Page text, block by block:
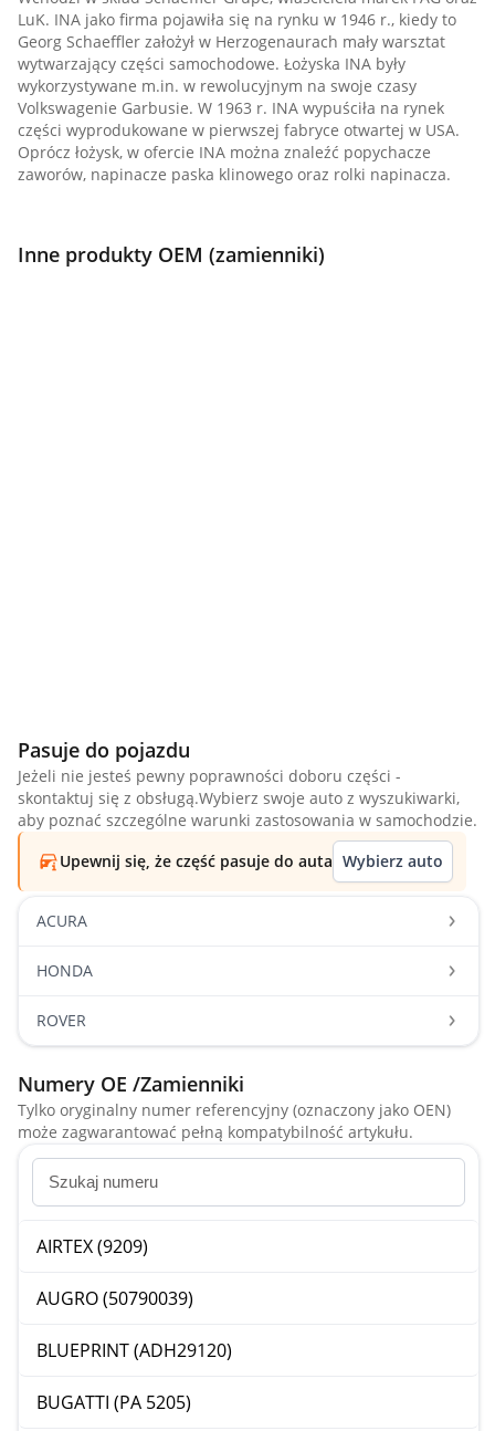
LuK. INA jako firma pojawiła się na rynku w 1946 r., kiedy to
Georg Schaeffler założył w Herzogenaurach mały warsztat
wytwarzający części samochodowe. Łożyska INA były
wykorzystywane m.in. w rewolucyjnym na swoje czasy
Volkswagenie Garbusie. W 1963 r. INA wypuściła na rynek
części wyprodukowane w pierwszej fabryce otwartej w USA.
Oprócz łożysk, w ofercie INA można znaleźć popychacze
zaworów, napinacze paska klinowego oraz rolki napinacza.
Inne produkty OEM (zamienniki)
Pasuje do pojazdu
Jeżeli nie jesteś pewny poprawności doboru części -
skontaktuj się z obsługą.Wybierz swoje auto z wyszukiwarki,
aby poznać szczególne warunki zastosowania w samochodzie.
Upewnij się, że część pasuje do auta Wybierz auto
ACURA
HONDA
ROVER
Numery OE /Zamienniki
Tylko oryginalny numer referencyjny (oznaczony jako OEN)
może zagwarantować pełną kompatybilność artykułu.
AIRTEX (9209)
AUGRO (50790039)
BLUEPRINT (ADH29120)
BUGATTI (PA 5205)